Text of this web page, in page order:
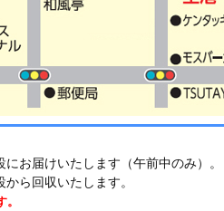
お届けいたします（午前中のみ）。
ら回収いたします。